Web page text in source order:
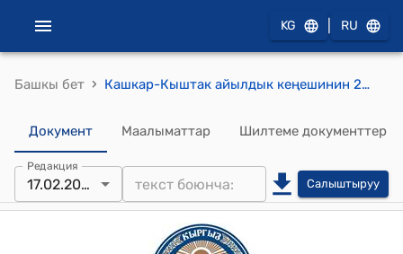
KG RU
Башкы бет › Кашкар-Кыштак айылдык кеңешинин 2018-жылдын 17-февралындагы № 10 "Кароосуз калган жер аянтын баланска алуу, реестрге киргизүү жана аукцион аркылуу сатуу жөнүндө" токтому
Документ Маалыматтар Шилтеме документтер
Редакция
17.02.2018 Салыштыруу